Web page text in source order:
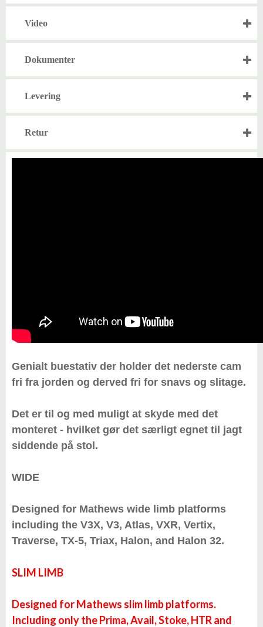
Video
Dokumenter
Levering
Retur
Genialt buestativ der holder det nederste cam
fri fra jorden og derved fri for snavs og slitage.
Det er til og med muligt at skyde med det
monteret - hvilket gør det særligt egnet til jagt
siddende på stol.
WIDE
Designed for Mathews wide limb platforms
including the V3X, V3, Atlas, VXR, Vertix,
Traverse, TX-5, Triax, Halon, and Halon 32.
SLIM LIMB
Designed for Mathews slim limb platforms.
Including only the Prima, Avail, Stoke, HTR and